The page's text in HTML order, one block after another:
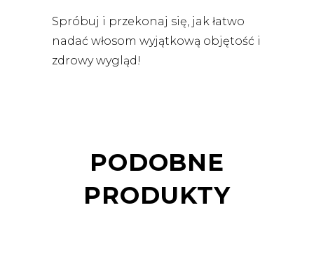
Spróbuj i przekonaj się, jak łatwo
nadać włosom wyjątkową objętość i
zdrowy wygląd!
PODOBNE
PRODUKTY